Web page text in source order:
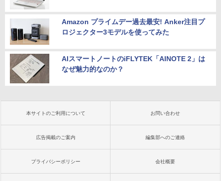
Amazon プライムデー過去最安! Anker注目プ
ロジェクター3モデルを使ってみた
AIスマートノートのiFLYTEK「AINOTE 2」は
なぜ魅力的なのか？
本サイトのご利用について お問い合わせ
広告掲載のご案内 編集部へのご連絡
プライバシーポリシー 会社概要